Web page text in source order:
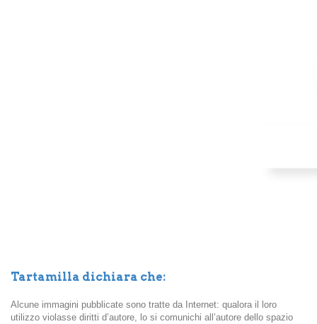
Tartamilla dichiara che:
Alcune immagini pubblicate sono tratte da Internet: qualora il loro
utilizzo violasse diritti d’autore, lo si comunichi all’autore dello spazio